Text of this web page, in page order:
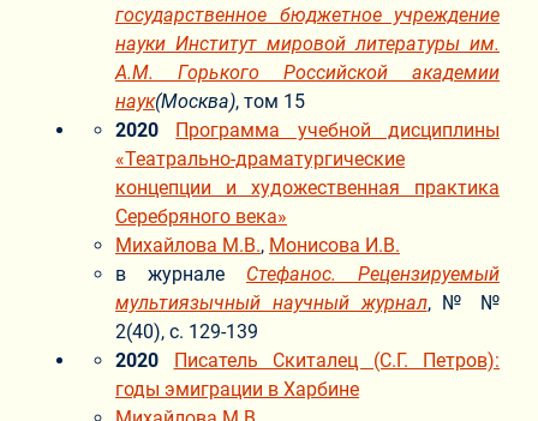
государственное бюджетное учреждение
науки Институт мировой литературы им.
A.M. Горького Российской академии
наук(Москва), том 15
2020 Программа учебной дисциплины
«Театрально-драматургические
концепции и художественная практика
Серебряного века»
Михайлова М.В., Монисова И.В.
в журнале Стефанос. Рецензируемый
мультиязычный научный журнал, № №
2(40), с. 129-139
2020
Писатель Скиталец (С.Г. Петров):
годы эмиграции в Харбине